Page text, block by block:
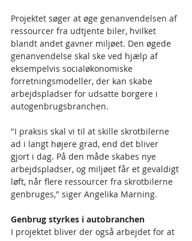
Projektet søger at øge genanvendelsen af
ressourcer fra udtjente biler, hvilket
blandt andet gavner miljøet. Den øgede
genanvendelse skal ske ved hjælp af
eksempelvis socialøkonomiske
forretningsmodeller, der kan skabe
arbejdspladser for udsatte borgere i
autogenbrugsbranchen.
"I praksis skal vi til at skille skrotbilerne
ad i langt højere grad, end det bliver
gjort i dag. På den måde skabes nye
arbejdspladser, og miljøet får et gevaldigt
løft, når flere ressourcer fra skrotbilerne
genbruges," siger Angelika Marning.
Genbrug styrkes i autobranchen
I projektet bliver der også arbejdet for at